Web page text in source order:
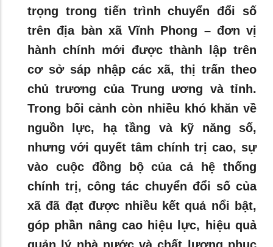
trọng trong tiến trình chuyển đổi số
trên địa bàn xã Vĩnh Phong – đơn vị
hành chính mới được thành lập trên
cơ sở sáp nhập các xã, thị trấn theo
chủ trương của Trung ương và tỉnh.
Trong bối cảnh còn nhiều khó khăn về
nguồn lực, hạ tầng và kỹ năng số,
nhưng với quyết tâm chính trị cao, sự
vào cuộc đồng bộ của cả hệ thống
chính trị, công tác chuyển đổi số của
xã đã đạt được nhiều kết quả nổi bật,
góp phần nâng cao hiệu lực, hiệu quả